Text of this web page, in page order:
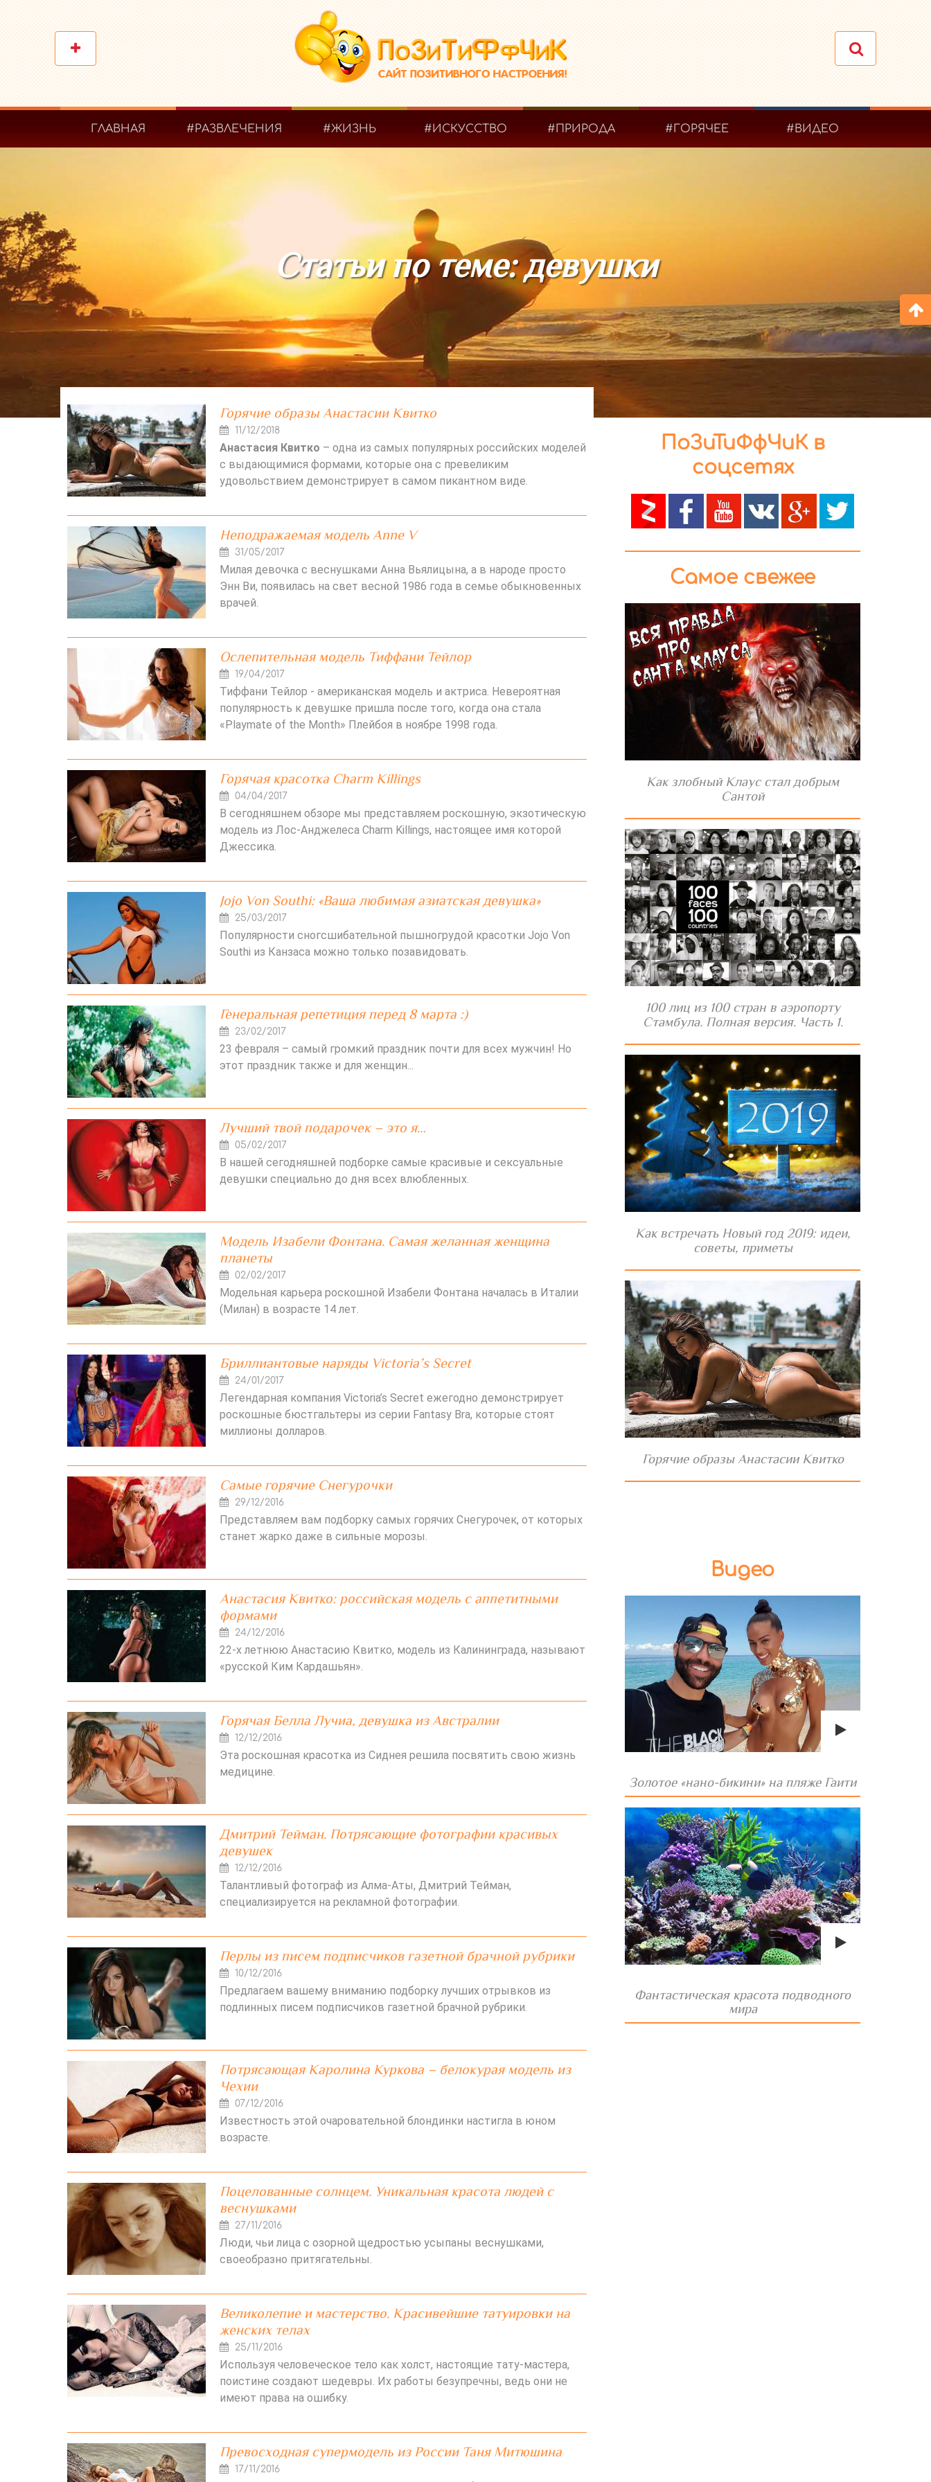
ГЛАВНАЯ #РАЗВЛЕЧЕНИЯ #ЖИЗНЬ #ИСКУССТВО #ПРИРОДА #ГОРЯЧЕЕ #ВИДЕО
Статьи по теме: девушки
Горячие образы Анастасии Квитко
11/12/2018
Анастасия Квитко – одна из самых популярных российских моделей
с выдающимися формами, которые она с превеликим
удовольствием демонстрирует в самом пикантном виде.
Неподражаемая модель Anne V
31/05/2017
Милая девочка с веснушками Анна Вьялицына, а в народе просто
Энн Ви, появилась на свет весной 1986 года в семье обыкновенных
врачей.
Ослепительная модель Тиффани Тейлор
19/04/2017
Тиффани Тейлор - американская модель и актриса. Невероятная
популярность к девушке пришла после того, когда она стала
«Playmate of the Month» Плейбоя в ноябре 1998 года.
Горячая красотка Charm Killings
04/04/2017
В сегодняшнем обзоре мы представляем роскошную, экзотическую
модель из Лос-Анджелеса Charm Killings, настоящее имя которой
Джессика.
Jojo Von Southi: «Ваша любимая азиатская девушка»
25/03/2017
Популярности сногсшибательной пышногрудой красотки Jojo Von
Southi из Канзаса можно только позавидовать.
Генеральная репетиция перед 8 марта :)
23/02/2017
23 февраля – самый громкий праздник почти для всех мужчин! Но
этот праздник также и для женщин...
Лучший твой подарочек – это я…
05/02/2017
В нашей сегодняшней подборке самые красивые и сексуальные
девушки специально до дня всех влюбленных.
Модель Изабели Фонтана. Самая желанная женщина
планеты
02/02/2017
Модельная карьера роскошной Изабели Фонтана началась в Италии
(Милан) в возрасте 14 лет.
Бриллиантовые наряды Victoria’s Secret
24/01/2017
Легендарная компания Victoria’s Secret ежегодно демонстрирует
роскошные бюстгальтеры из серии Fantasy Bra, которые стоят
миллионы долларов.
Самые горячие Снегурочки
29/12/2016
Представляем вам подборку самых горячих Снегурочек, от которых
станет жарко даже в сильные морозы.
Анастасия Квитко: российская модель с аппетитными
формами
24/12/2016
22-х летнюю Анастасию Квитко, модель из Калининграда, называют
«русской Ким Кардашьян».
Горячая Белла Лучиа, девушка из Австралии
12/12/2016
Эта роскошная красотка из Сиднея решила посвятить свою жизнь
медицине.
Дмитрий Тейман. Потрясающие фотографии красивых
девушек
12/12/2016
Талантливый фотограф из Алма-Аты, Дмитрий Тейман,
специализируется на рекламной фотографии.
Перлы из писем подписчиков газетной брачной рубрики
10/12/2016
Предлагаем вашему вниманию подборку лучших отрывков из
подлинных писем подписчиков газетной брачной рубрики.
Потрясающая Каролина Куркова – белокурая модель из
Чехии
07/12/2016
Известность этой очаровательной блондинки настигла в юном
возрасте.
Поцелованные солнцем. Уникальная красота людей с
веснушками
27/11/2016
Люди, чьи лица с озорной щедростью усыпаны веснушками,
своеобразно притягательны.
Великолепие и мастерство. Красивейшие татуировки на
женских телах
25/11/2016
Используя человеческое тело как холст, настоящие тату-мастера,
поистине создают шедевры. Их работы безупречны, ведь они не
имеют права на ошибку.
Превосходная супермодель из России Таня Митюшина
17/11/2016
ПоЗиТиФфЧиК в
соцсетях
Самое свежее
Как злобный Клаус стал добрым
Сантой
100 лиц из 100 стран в аэропорту
Стамбула. Полная версия. Часть 1.
Как встречать Новый год 2019: идеи,
советы, приметы
Горячие образы Анастасии Квитко
Видео
Золотое «нано-бикини» на пляже Гаити
Фантастическая красота подводного
мира